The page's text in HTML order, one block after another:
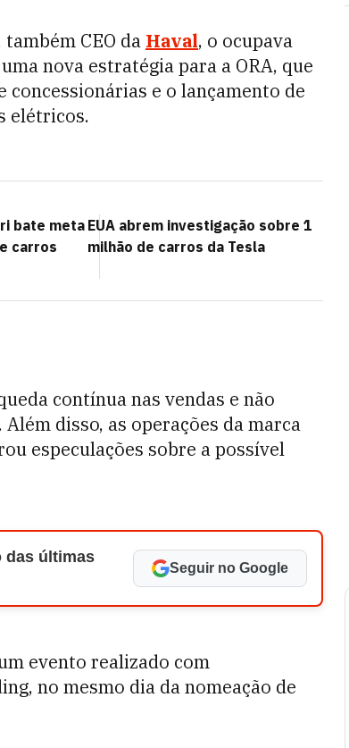
também CEO da Haval, o ocupava
nova estratégia para a ORA, que
e o lançamento de
elétricos.
bate meta
carros
EUA abrem investigação sobre 1
milhão de carros da Tesla
contínua nas vendas e não
disso, as operações da marca
especulações sobre a possível
das últimas
Seguir no Google
evento realizado com
no mesmo dia da nomeação de